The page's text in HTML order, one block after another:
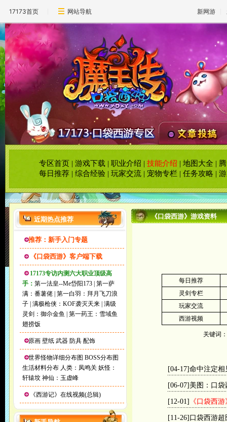
17173首页 网站导航 新网游
专区首页 |游戏下载 |职业介绍 |技能介绍 |地图大全 |
每日推荐 |综合经验 |玩家交流 | 宠物专栏 |任务攻略 |
近期热点推荐
推荐：新手入门专题
《口袋西游》客户端下载
17173专访内测六大职业顶级高
手：第一法皇--Me岱阳173 |第一萨
满：番薯佬 |第一白羽：拜月飞刀浪
子 |满极枪侠：KOF袭灭天来 |满级
灵剑：御尒金鱼
|第一药王：雪域鱼
翅捞饭
原画 壁纸 武器 防具 配饰
世界怪物详细分布图 BOSS分布图
生活材料分布 人类：凤鸣关 妖怪：
轩辕坟 神仙：玉虚峰
《西游记》在线视频(总辑)
《口袋西游》游戏资料
每日推荐
灵剑专栏
玩家交流
西游视频
关键词
[04-17]命中注定相
[06-07] 美图：口
[12-01] 《口袋西
[11-26] 口袋西游